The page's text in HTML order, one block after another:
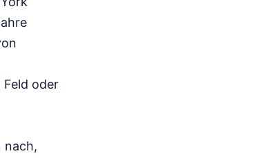
oder
nach,